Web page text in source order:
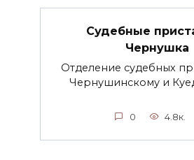
Судебные
Чернушка
Отделение судебных
Чернушинскому и
0 4.8к.